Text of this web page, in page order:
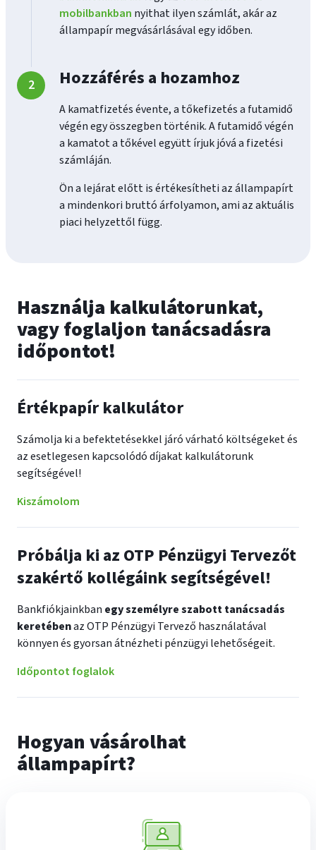
mobilbankban nyithat ilyen számlát, akár az
állampapír megvásárlásával egy időben.
Hozzáférés a hozamhoz
A kamatfizetés évente, a tőkefizetés a futamidő
végén egy összegben történik. A futamidő végén
a kamatot a tőkével együtt írjuk jóvá a fizetési
számláján.
Ön a lejárat előtt is értékesítheti az állampapírt
a mindenkori bruttó árfolyamon, ami az aktuális
piaci helyzettől függ.
Használja kalkulátorunkat,
vagy foglaljon tanácsadásra
időpontot!
Értékpapír kalkulátor
Számolja ki a befektetésekkel járó várható költségeket és
az esetlegesen kapcsolódó díjakat kalkulátorunk
segítségével!
Kiszámolom
Próbálja ki az OTP Pénzügyi Tervezőt
szakértő kollégáink segítségével!
Bankfiókjainkban egy személyre szabott tanácsadás
keretébenaz OTP Pénzügyi Tervező használatával
könnyen és gyorsan átnézheti pénzügyi lehetőségeit.
Időpontot foglalok
Hogyan vásárolhat
állampapírt?